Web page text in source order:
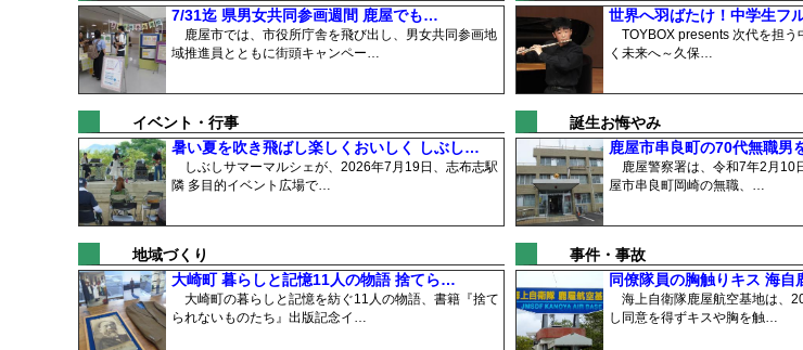
7/31迄 県男女共同参画週間 鹿屋でも…
鹿屋市では、市役所庁舎を飛び出し、男女共同参画地
域推進員とともに街頭キャンペー…
世界へ羽ばたけ！中学生フ
TOYBOX presents 次代を担う
く未来へ～久保…
イベント・行事
暑い夏を吹き飛ばし楽しくおいしく しぶし…
しぶしサマーマルシェが、2026年7月19日、志布志駅
隣 多目的イベント広場で…
誕生お悔やみ
鹿屋市串良町の70代無職男
鹿屋警察署は、令和7年2月10
屋市串良町岡崎の無職、…
地域づくり
大崎町 暮らしと記憶11人の物語 捨てら…
大崎町の暮らしと記憶を紡ぐ11人の物語、書籍『捨て
られないものたち』出版記念イ…
事件・事故
同僚隊員の胸触りキス 海
海上自衛隊鹿屋航空基地は、
し同意を得ずキスや胸を触…